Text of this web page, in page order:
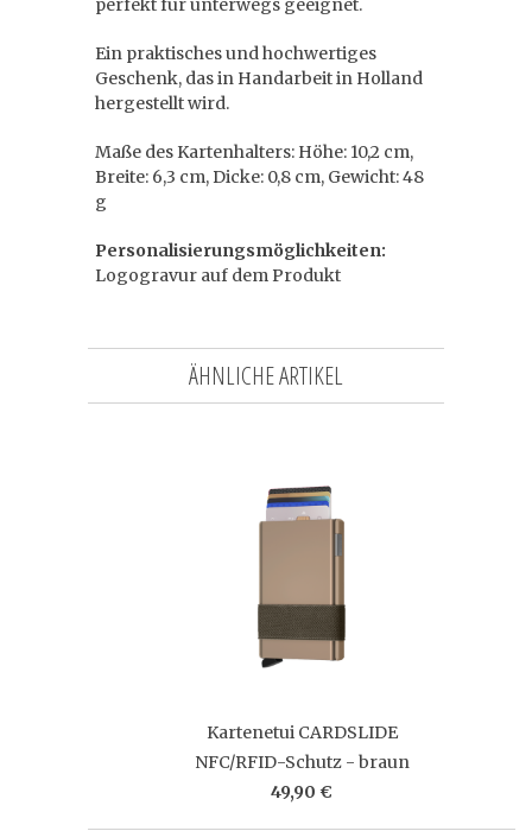
perfekt für unterwegs geeignet.
Ein praktisches und hochwertiges
Geschenk, das in Handarbeit in Holland
hergestellt wird.
Maße des Kartenhalters: Höhe: 10,2 cm,
Breite: 6,3 cm, Dicke: 0,8 cm, Gewicht: 48
g
Personalisierungsmöglichkeiten:
Logogravur auf dem Produkt
ÄHNLICHE ARTIKEL
Kartenetui CARDSLIDE
NFC/RFID-Schutz - braun
49,90 €